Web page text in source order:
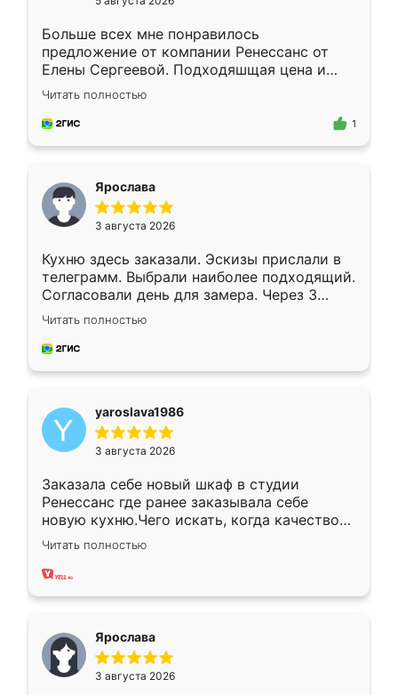
Больше всех мне понравилось
предложение от компании Ренессанс от
Елены Сергеевой. Подходяшщая цена и
короткие сроки изготовления. Приехавший
для замера сотрудник Владислав
предложил по моему эскизу самый
Читать полностью
1
Ярослава
3 августа 2026
Кухню здесь заказали. Эскизы прислали в
телеграмм. Выбрали наиболее подходящий.
Согласовали день для замера. Через 3
недели кухня была уже готова. Остались
довольны работой. Спасибо Ренессанс
мебель за качественную работу!
Читать полностью
yaroslava1986
3 августа 2026
Заказала себе новый шкаф в студии
Ренессанс где ранее заказывала себе
новую кухню.Чего искать, когда качеством
вполне довольна. Служит кухня уже почти
два года, нареканий нет.
Читать полностью
Ярослава
3 августа 2026